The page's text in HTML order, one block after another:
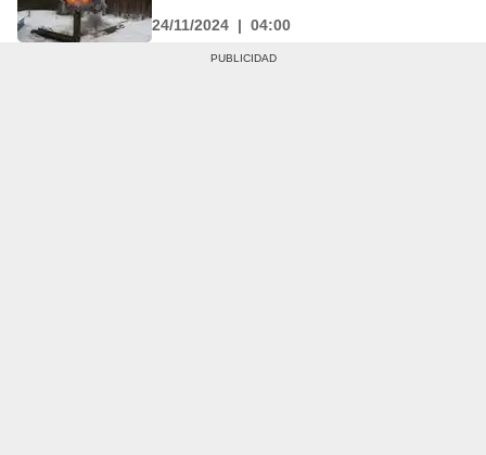
24/11/2024 | 04:00